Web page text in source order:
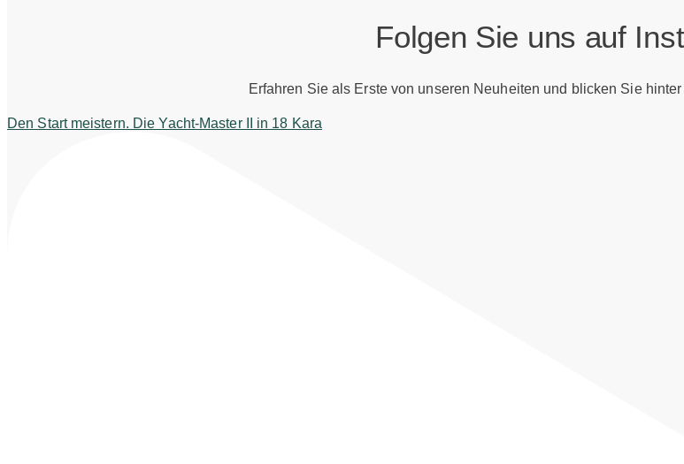
Folgen Sie uns auf
Erfahren Sie als Erste von unseren Neuheiten und blicken Sie
Den Start meistern. Die Yacht-Master II in 18 Kara